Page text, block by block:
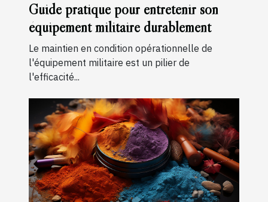
Guide pratique pour entretenir son
équipement militaire durablement
Le maintien en condition opérationnelle de
l'équipement militaire est un pilier de
l'efficacité...